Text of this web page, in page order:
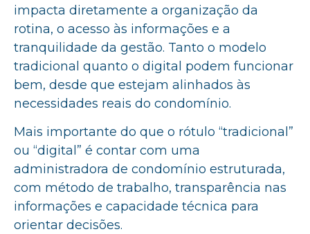
impacta diretamente a organização da
rotina, o acesso às informações e a
tranquilidade da gestão. Tanto o modelo
tradicional quanto o digital podem funcionar
bem, desde que estejam alinhados às
necessidades reais do condomínio.
Mais importante do que o rótulo “tradicional”
ou “digital” é contar com uma
administradora de condomínio estruturada,
com método de trabalho, transparência nas
informações e capacidade técnica para
orientar decisões.